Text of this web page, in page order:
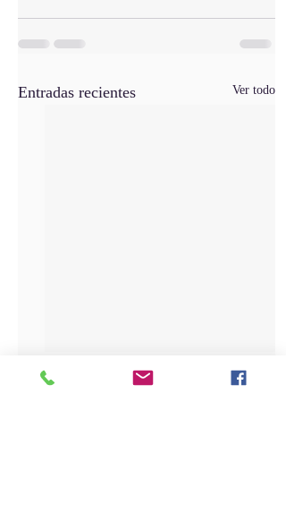
Entradas recientes Ver todo